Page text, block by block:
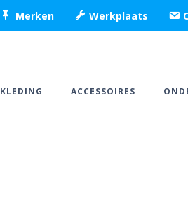
Merken Werkplaats
KLEDING ACCESSOIRES